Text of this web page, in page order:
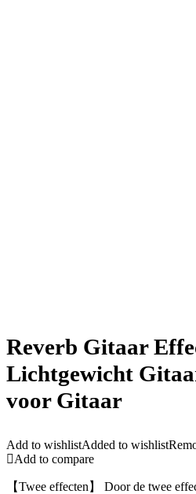
Reverb Gitaar
Lichtgewicht
voor Gitaar
Add to wishlistAdded to wishlist
Add to compare
【Twee effecten】 Door de twee